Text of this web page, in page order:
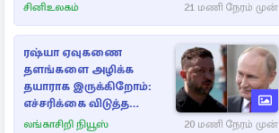
சினிஉலகம் 21 மணி நேரம் முன்
ரஷ்யா ஏவுகணை
தளங்களை அழிக்க
தயாராக இருக்கிறோம்:
எச்சரிக்கை விடுத்த
ஜெலென்ஸ்கி
லங்காசிறி நியூஸ் 20 மணி நேரம் முன்